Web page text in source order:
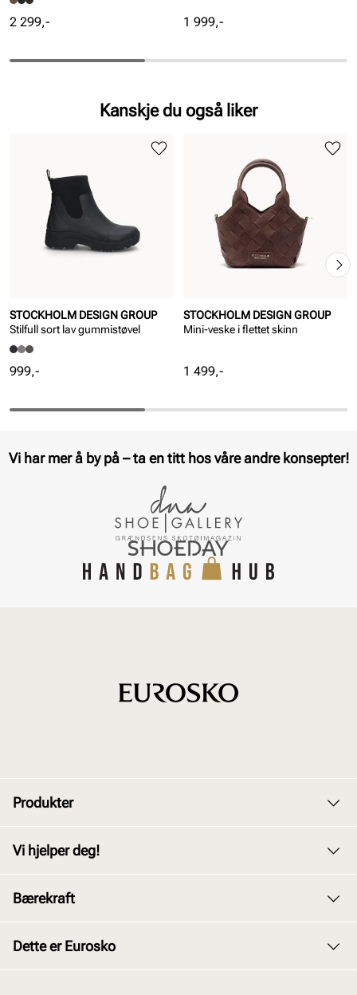
Pris
2 299,- Pris
1 999,-
Kanskje du også liker
STOCKHOLM DESIGN GROUP
Stilfull sort lav gummistøvel
Pris
999,-
STOCKHOLM DESIGN GROUP
Mini-veske i flettet skinn
Pris
1 499,-
Vi har mer å by på – ta en titt hos våre andre konsepter!
Produkter
Barn
Vi hjelper deg!
Kjøpsbetingelser
Bærekraft
Dette er Eurosko